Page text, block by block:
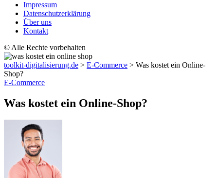
Impressum
Datenschutzerklärung
Über uns
Kontakt
© Alle Rechte vorbehalten
toolkit-digitalisierung.de > E-Commerce > Was kostet ein Online-
Shop?
E-Commerce
Was kostet ein Online-Shop?